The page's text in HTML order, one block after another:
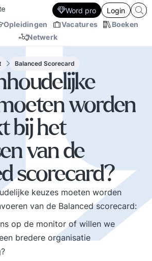
Opleidingen Vacatures
Boeken
Netwerk
Word pro Login
Balanced Scorecard
worden
bij het
van de
scorecard?
keuzes moeten worden
van de Balanced scorecard:
op de monitor of willen we
bredere organisatie